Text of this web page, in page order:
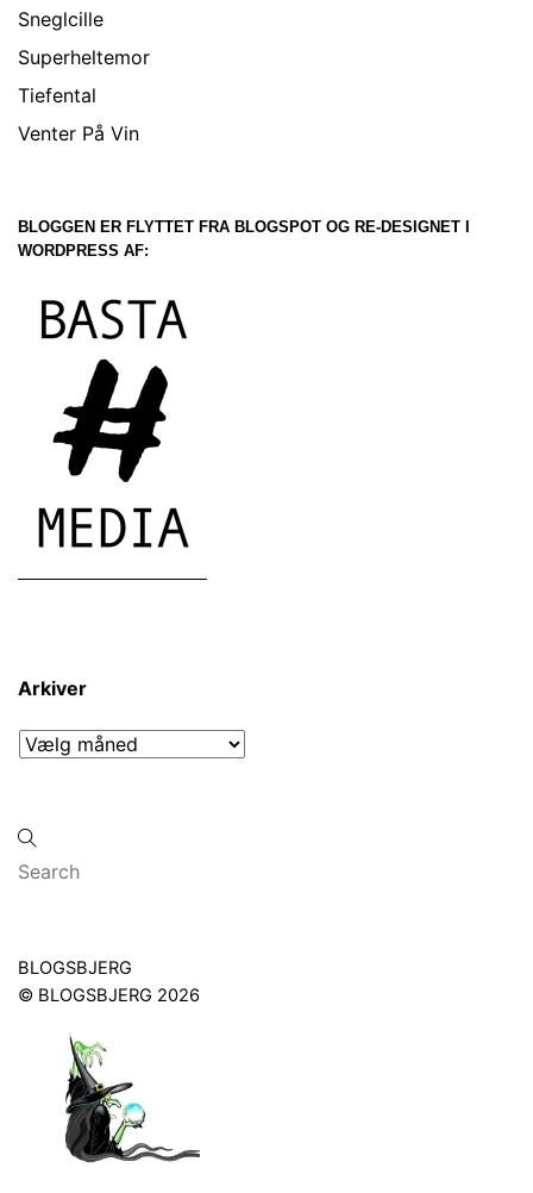
Sneglcille
Superheltemor
Tiefental
Venter På Vin
BLOGGEN ER FLYTTET FRA BLOGSPOT OG RE-DESIGNET I
WORDPRESS AF:
Arkiver
Arkiver
Back
To
BLOGSBJERG
© BLOGSBJERG 2026